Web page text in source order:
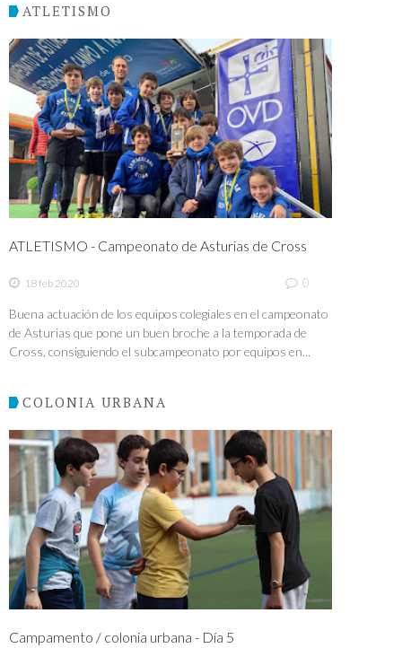
ATLETISMO
ATLETISMO - Campeonato de Asturias de Cross
18 feb 2020 0
Buena actuación de los equipos colegiales en el campeonato
de Asturias que pone un buen broche a la temporada de
Cross, consiguiendo el subcampeonato por equipos en...
COLONIA URBANA
Campamento / colonia urbana - Día 5